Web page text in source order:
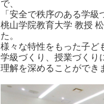
で、
「安全で秩序のある学
桃山学院教育大学 教授
た。
様々な特性をもった子ど
学級づくり、授業づくり
理解を深めることができ